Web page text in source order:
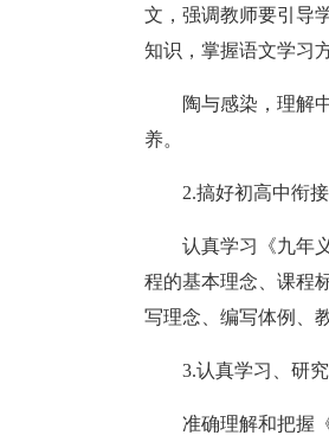
文，强调教师要引导
知识，掌握语文学习
陶与感染，理解
养。
2.搞好初高中衔接
认真学习《九年
程的基本理念、课程
写理念、编写体例、
3.认真学习、研
准确理解和把握